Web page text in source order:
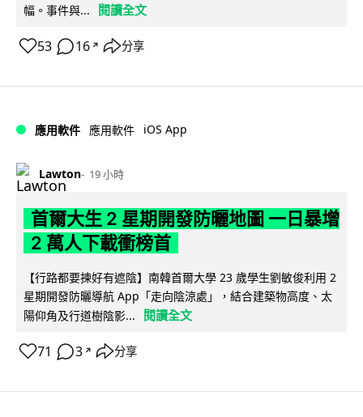
幅。事件與...
閱讀全文
53 16 ↗ 分享
應用軟件 應用軟件 iOS App
Lawton 19 小時
首爾大生 2 星期開發防曬地圖 一日暴增
2 萬人下載衝榜首
【行路都要揀好有遮陰】南韓首爾大學 23 歲學生劉敏俊利用 2
星期開發防曬導航 App「走向陰涼處」，結合建築物高度、太
陽仰角及行道樹陰影...
閱讀全文
71 3 ↗ 分享